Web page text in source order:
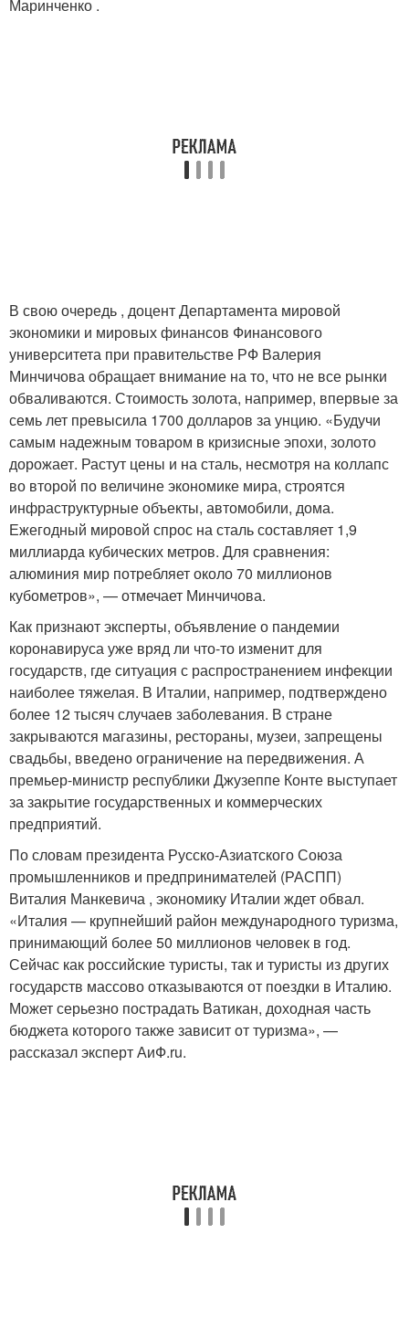
Маринченко .
В свою очередь , доцент Департамента мировой
экономики и мировых финансов Финансового
университета при правительстве РФ Валерия
Минчичова обращает внимание на то, что не все рынки
обваливаются. Стоимость золота, например, впервые за
семь лет превысила 1700 долларов за унцию. «Будучи
самым надежным товаром в кризисные эпохи, золото
дорожает. Растут цены и на сталь, несмотря на коллапс
во второй по величине экономике мира, строятся
инфраструктурные объекты, автомобили, дома.
Ежегодный мировой спрос на сталь составляет 1,9
миллиарда кубических метров. Для сравнения:
алюминия мир потребляет около 70 миллионов
кубометров», — отмечает Минчичова.
Как признают эксперты, объявление о пандемии
коронавируса уже вряд ли что-то изменит для
государств, где ситуация с распространением инфекции
наиболее тяжелая. В Италии, например, подтверждено
более 12 тысяч случаев заболевания. В стране
закрываются магазины, рестораны, музеи, запрещены
свадьбы, введено ограничение на передвижения. А
премьер-министр республики Джузеппе Конте выступает
за закрытие государственных и коммерческих
предприятий.
По словам президента Русско-Азиатского Союза
промышленников и предпринимателей (РАСПП)
Виталия Манкевича , экономику Италии ждет обвал.
«Италия — крупнейший район международного туризма,
принимающий более 50 миллионов человек в год.
Сейчас как российские туристы, так и туристы из других
государств массово отказываются от поездки в Италию.
Может серьезно пострадать Ватикан, доходная часть
бюджета которого также зависит от туризма», —
рассказал эксперт АиФ.ru.